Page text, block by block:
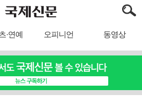
·연예 오피니언 동영상